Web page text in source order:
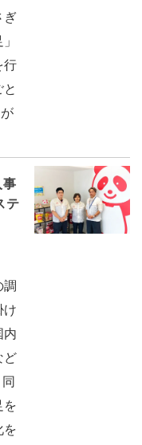
ぎ
行
事
テ
け
内
ど
を
を